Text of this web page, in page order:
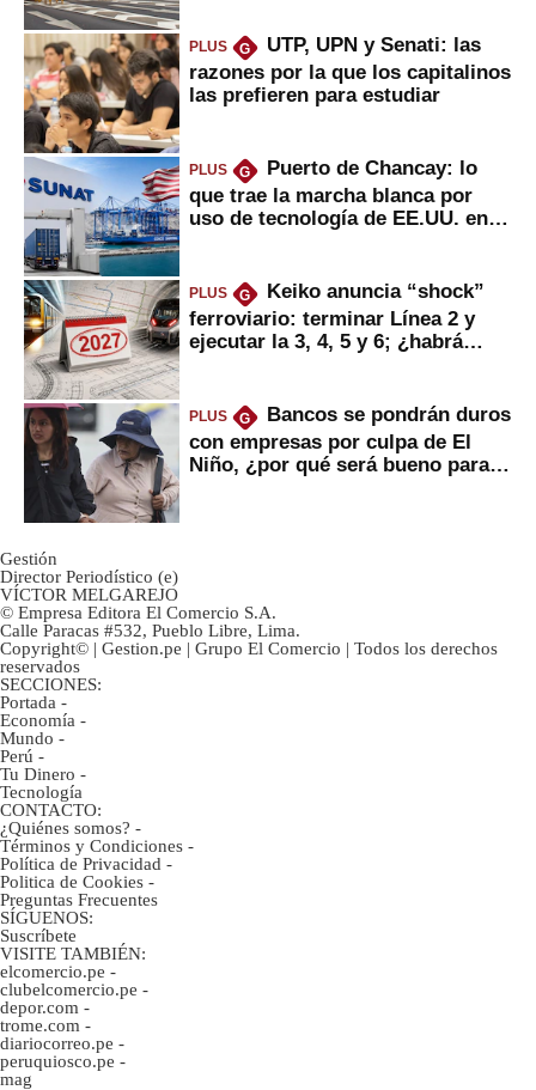
PLUS G
UTP, UPN y Senati: las
razones por la que los capitalinos
las prefieren para estudiar
PLUS G
Puerto de Chancay: lo
que trae la marcha blanca por
uso de tecnología de EE.UU. en
PLUS G
Keiko anuncia “shock”
ferroviario: terminar Línea 2 y
ejecutar la 3, 4, 5 y 6; ¿habrá
PLUS G
Bancos se pondrán duros
con empresas por culpa de El
Niño, ¿por qué será bueno para
Gestión
Director Periodístico (e)
VÍCTOR MELGAREJO
© Empresa Editora El Comercio S.A.
Calle Paracas #532, Pueblo Libre, Lima.
Copyright© | Gestion.pe | Grupo El Comercio | Todos los derechos
reservados
SECCIONES:
Portada -
Economía -
Mundo -
Perú -
Tu Dinero -
Tecnología
CONTACTO:
¿Quiénes somos? -
Términos y Condiciones -
Política de Privacidad -
Politica de Cookies -
Preguntas Frecuentes
SÍGUENOS:
Suscríbete
VISITE TAMBIÉN:
elcomercio.pe -
clubelcomercio.pe -
depor.com -
trome.com -
diariocorreo.pe -
peruquiosco.pe -
mag